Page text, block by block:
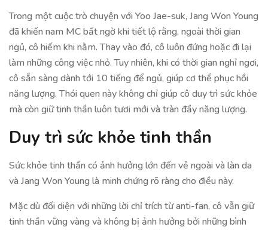
Trong một cuộc trò chuyện với Yoo Jae-suk, Jang Won Young
đã khiến nam MC bất ngờ khi tiết lộ rằng, ngoài thời gian
ngủ, cô hiếm khi nằm. Thay vào đó, cô luôn đứng hoặc đi lại
làm những công việc nhỏ. Tuy nhiên, khi có thời gian nghỉ ngơi,
cô sẵn sàng dành tới 10 tiếng để ngủ, giúp cơ thể phục hồi
năng lượng. Thói quen này không chỉ giúp cô duy trì sức khỏe
mà còn giữ tinh thần luôn tươi mới và tràn đầy năng lượng.
Duy trì sức khỏe tinh thần
Sức khỏe tinh thần có ảnh hưởng lớn đến vẻ ngoài và làn da
và Jang Won Young là minh chứng rõ ràng cho điều này.
Mặc dù đối diện với những lời chỉ trích từ anti-fan, cô vẫn giữ
tinh thần vững vàng và không bị ảnh hưởng bởi những bình